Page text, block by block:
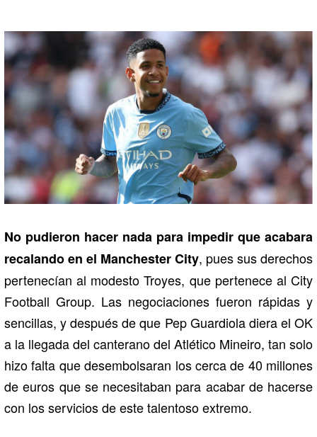
No pudieron hacer nada para impedir que acabara
recalando en el Manchester City, pues sus derechos
pertenecían al modesto Troyes, que pertenece al City
Football Group. Las negociaciones fueron rápidas y
sencillas, y después de que Pep Guardiola diera el OK
a la llegada del canterano del Atlético Mineiro, tan solo
hizo falta que desembolsaran los cerca de 40 millones
de euros que se necesitaban para acabar de hacerse
con los servicios de este talentoso extremo.